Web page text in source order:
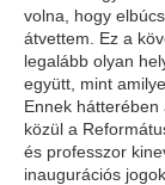
volna, hogy
átvettem. Ez a
legalább olyan
együtt, mint
Ennek
közül a
és professzor
inaugurációs